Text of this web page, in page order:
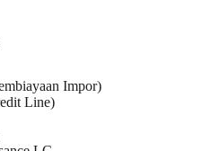
Impor)
Line)